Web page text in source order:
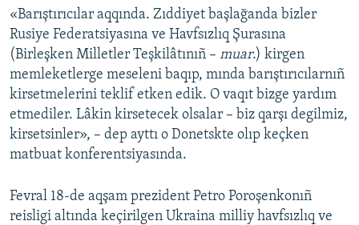
BLOGLAR
FİKİR
Русский
Українською
QOŞULIÑIZ!
«Barıştırıcılar aqqında. Zıddiyet başlağanda bizler
Rusiye Federatsiyasına ve Havfsızlıq Şurasına
(Birleşken Milletler Teşkilâtınıñ – muar.) kirgen
memleketlerge meseleni baqıp, mında barıştırıcılarnıñ
kirsetmelerini teklif etken edik. O vaqıt bizge yardım
etmediler. Lâkin kirsetecek olsalar – biz qarşı degilmiz,
kirsetsinler», – dep ayttı o Donetskte olıp keçken
matbuat konferentsiyasında.
Fevral 18-de aqşam prezident Petro Poroşenkonıñ
reisligi altında keçirilgen Ukraina milliy havfsızlıq ve